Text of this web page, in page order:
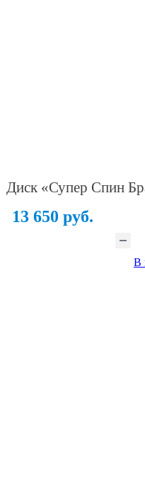
Диск «Супер Спин
13 650 руб.
В